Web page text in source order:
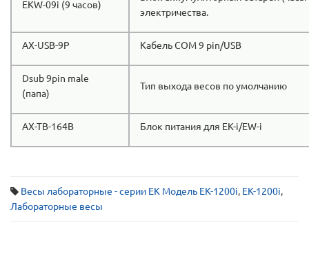
EKW-09i (9 часов)
электричества.
AX-USB-9P Кабель COM 9 pin/USB
Dsub 9pin male
(папа)
Тип выхода весов по умолчанию
AX-TB-164B Блок питания для EK-i/EW-i
Весы лабораторные - серии EK Модель EK-1200i, EK-1200i,
Лабораторные весы